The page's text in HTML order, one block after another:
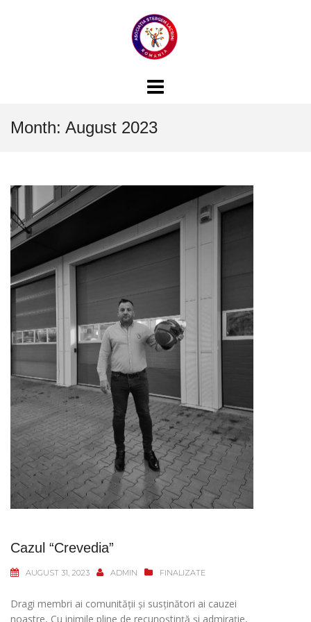
Month: August 2023
Cazul “Crevedia”
AUGUST 31, 2023 ADMIN FINALIZATE
Dragi membri ai comunității și susținători ai cauzei
noastre, Cu inimile pline de recunoștință și admirație,